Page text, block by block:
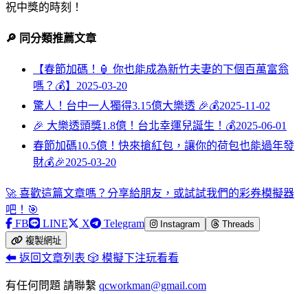
祝中獎的時刻！
🔎 同分類推薦文章
【春節加碼！🏮 你也能成為新竹夫妻的下個百萬富翁
嗎？💰】 2025-03-20
驚人！台中一人獨得3.15億大樂透 🎉💰2025-11-02
🎉 大樂透頭獎1.8億！台北幸運兒誕生！💰2025-06-01
春節加碼10.5億！快來搶紅包，讓你的荷包也能過年發
財💰🎉2025-03-20
🚀 喜歡這篇文章嗎？分享給朋友，或試試我們的彩券模擬器
吧！🎯
FB
LINE X Telegram Instagram
Threads
複製網址
⬅ 返回文章列表 🎲 模擬下注玩看看
有任何問題 請聯繫 qcworkman@gmail.com